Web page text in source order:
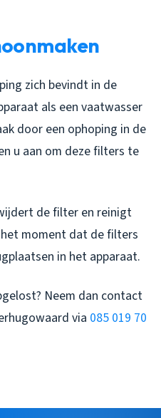
zich bevindt in de
als een vaatwasser
door een ophoping in de
u aan om deze filters te
de filter en reinigt
moment dat de filters
in het apparaat.
Neem dan contact
via 085 019 70